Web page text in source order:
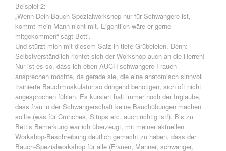
Beispiel 2:
„Wenn Dein Bauch-Spezialworkshop nur für Schwangere ist,
kommt mein Mann nicht mit. Eigentlich wäre er gerne
mitgekommen“ sagt Betti.
Und stürzt mich mit diesem Satz in tiefe Grübeleien. Denn:
Selbstverständlich richtet sich der Workshop auch an die Herren!
Nur ist es so, dass ich eben AUCH schwangere Frauen
ansprechen möchte, da gerade sie, die eine anatomisch sinnvoll
trainierte Bauchmuskulatur so dringend benötigen, sich oft nicht
angesprochen fühlen. Es kursiert halt immer noch der Irrglaube,
dass frau in der Schwangerschaft keine Bauchübungen machen
sollte (was für Crunches, Situps etc. auch richtig ist!). Bis zu
Bettis Bemerkung war ich überzeugt, mit meiner aktuellen
Workshop-Beschreibung deutlich gemacht zu haben, dass der
Bauch-Spezialworkshop für alle (Frauen, Männer, schwanger,